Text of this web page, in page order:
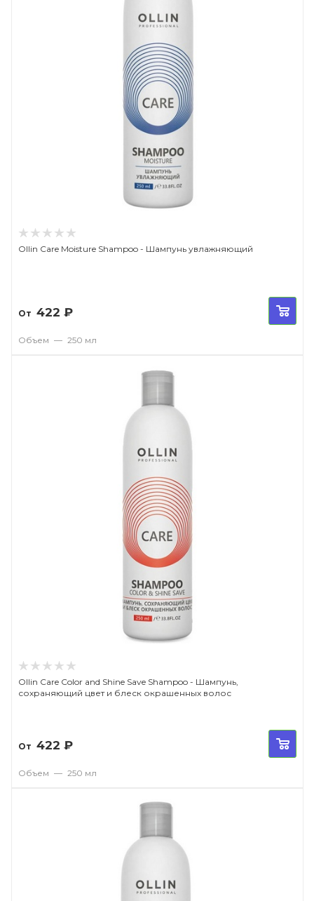
Ollin Care Moisture Shampoo - Шампунь увлажняющий
От 422 ₽
Объем — 250 мл
Ollin Care Color and Shine Save Shampoo - Шампунь,
сохраняющий цвет и блеск окрашенных волос
От 422 ₽
Объем — 250 мл